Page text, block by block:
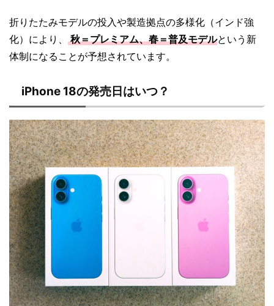
折りたたみモデルの投入や製造拠点の多様化（インド強
化）により、
秋＝プレミアム、春＝普及モデルという新
体制になることが予想されています。
iPhone 18の発売日はいつ？